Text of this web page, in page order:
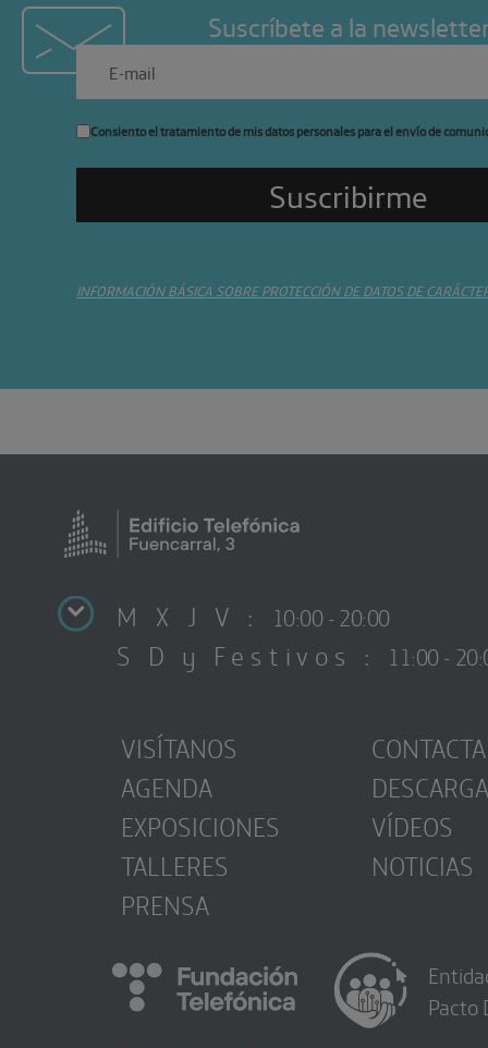
Suscríbete a la
Consiento el tratamiento de mis datos personales para el envío de
INFORMACIÓN BÁSICA SOBRE PROTECCIÓN DE DATOS DE
M X J V : 10:00 - 20:00
S D y Festivos : 11:00 -
VISÍTANOS
AGENDA
EXPOSICIONES
TALLERES
PRENSA
CONTACTA
VÍDEOS
NOTICIAS
Pacto